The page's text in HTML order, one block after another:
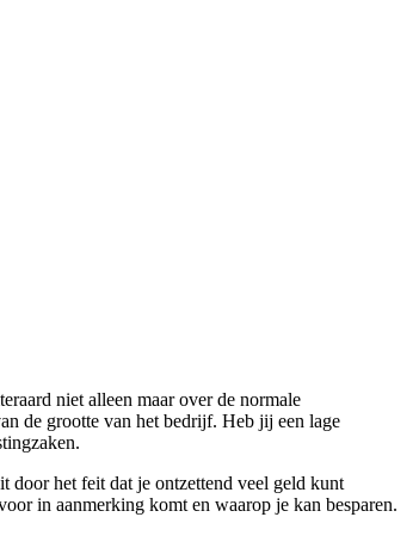
niet alleen maar over de normale
de grootte van het bedrijf. Heb jij een lage
door het feit dat je ontzettend veel geld kunt
in aanmerking komt en waarop je kan besparen.